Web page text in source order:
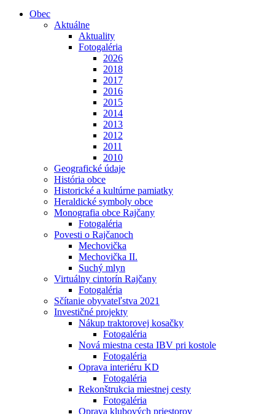
Obec
Aktuálne
Aktuality
Fotogaléria
2026
2018
2017
2016
2015
2014
2013
2012
2011
2010
Geografické údaje
História obce
Historické a kultúrne pamiatky
Heraldické symboly obce
Monografia obce Rajčany
Fotogaléria
Povesti o Rajčanoch
Mechovička
Mechovička II.
Suchý mlyn
Virtuálny cintorín Rajčany
Fotogaléria
Sčítanie obyvateľstva 2021
Investičné projekty
Nákup traktorovej kosačky
Fotogaléria
Nová miestna cesta IBV pri kostole
Fotogaléria
Oprava interiéru KD
Fotogaléria
Rekonštrukcia miestnej cesty
Fotogaléria
Oprava klubových priestorov